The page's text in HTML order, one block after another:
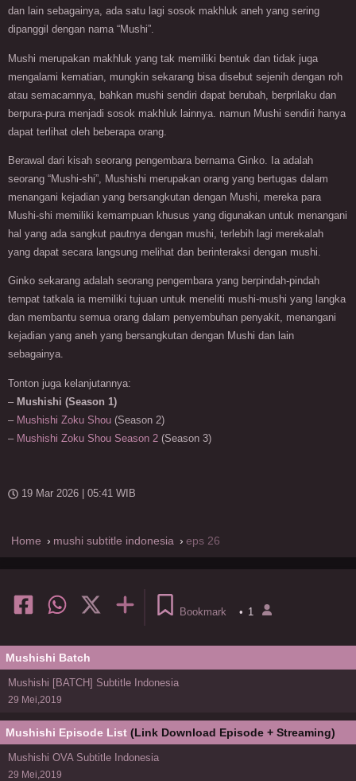
dan lain sebagainya, ada satu lagi sosok makhluk aneh yang sering
dipanggil dengan nama “Mushi”.
Mushi merupakan makhluk yang tak memiliki bentuk dan tidak juga
mengalami kematian, mungkin sekarang bisa disebut sejenih dengan roh
atau semacamnya, bahkan mushi sendiri dapat berubah, berprilaku dan
berpura-pura menjadi sosok makhluk lainnya. namun Mushi sendiri hanya
dapat terlihat oleh beberapa orang.
Berawal dari kisah seorang pengembara bernama Ginko. Ia adalah
seorang “Mushi-shi”, Mushishi merupakan orang yang bertugas dalam
menangani kejadian yang bersangkutan dengan Mushi, mereka para
Mushi-shi memiliki kemampuan khusus yang digunakan untuk menangani
hal yang ada sangkut pautnya dengan mushi, terlebih lagi merekalah
yang dapat secara langsung melihat dan berinteraksi dengan mushi.
Ginko sekarang adalah seorang pengembara yang berpindah-pindah
tempat tatkala ia memiliki tujuan untuk meneliti mushi-mushi yang langka
dan membantu semua orang dalam penyembuhan penyakit, menangani
kejadian yang aneh yang bersangkutan dengan Mushi dan lain
sebagainya.
Tonton juga kelanjutannya:
– Mushishi (Season 1)
– Mushishi Zoku Shou (Season 2)
– Mushishi Zoku Shou Season 2 (Season 3)
19 Mar 2026 | 05:41 WIB
Home mushi subtitle indonesia eps 26
Bookmark • 1
Mushishi Batch
Mushishi [BATCH] Subtitle Indonesia
29 Mei,2019
Mushishi Episode List (Link Download Episode + Streaming)
Mushishi OVA Subtitle Indonesia
29 Mei,2019